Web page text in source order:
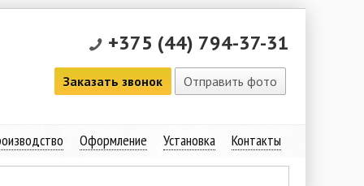
+375 (44) 794-37-31
Заказать звонок Отправить фото
Оформление Установка Контакты